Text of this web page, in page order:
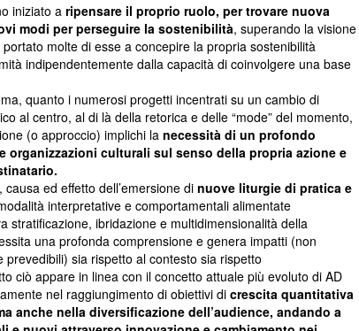
iniziato a ripensare il proprio ruolo, per trovare nuova
modi per perseguire la sostenibilità, superando la visione
molte di esse a concepire la propria sostenibilità
indipendentemente dalla capacità di coinvolgere una base
quanto i numerosi progetti incentrati su un cambio di
al centro, al di là della retorica e delle “mode” del momento,
(o approccio) implichi la necessità di un profondo
organizzazioni culturali sul senso della propria azione e
ed effetto dell’emersione di nuove liturgie di pratica e
interpretative e comportamentali alimentate
stratificazione, ibridazione e multidimensionalità della
una profonda comprensione e genera impatti (non
sia rispetto al contesto sia rispetto
ciò appare in linea con il concetto attuale più evoluto di AD
nel raggiungimento di obiettivi di crescita quantitativa
anche nella diversificazione dell’audience, andando a